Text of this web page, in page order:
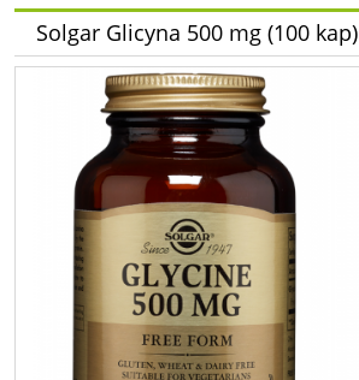
Solgar Glicyna 500 mg (100 kap)